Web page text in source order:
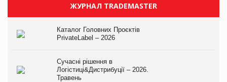
ЖУРНАЛ TRADEMASTER
Каталог Головних Проєктів
PrivateLabel – 2026
Сучасні рішення в
Логістиці&Дистрибуції – 2026.
Травень